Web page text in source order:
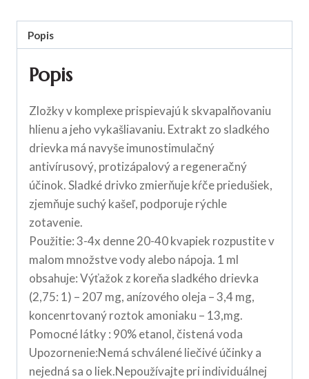
Popis
Popis
Zložky v komplexe prispievajú k skvapalňovaniu
hlienu a jeho vykašliavaniu. Extrakt zo sladkého
drievka má navyše imunostimulačný
antivírusový, protizápalový a regeneračný
účinok. Sladké drivko zmierňuje kŕče priedušiek,
zjemňuje suchý kašeľ, podporuje rýchle
zotavenie.
Použitie: 3-4x denne 20-40 kvapiek rozpustite v
malom množstve vody alebo nápoja. 1 ml
obsahuje: Výťažok z koreňa sladkého drievka
(2,75: 1) – 207 mg, anízového oleja – 3,4 mg,
koncenrtovaný roztok amoniaku – 13,mg.
Pomocné látky : 90% etanol, čistená voda
Upozornenie:Nemá schválené liečivé účinky a
nejedná sa o liek.Nepoužívajte pri individuálnej